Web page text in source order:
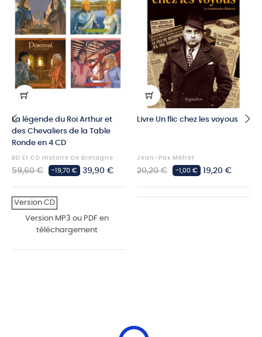
La légende du Roi Arthur et
des Chevaliers de la Table
Ronde en 4 CD
BD Et CD Histoire De Bretagne
Prix
59,60 € -19,70 € Prix
39,90 €
Version CD
Version MP3 ou PDF en
téléchargement
Livre Un flic chez les voyous
Jean-Pax Méfret
Prix
20,20 € -1,00 € Prix
19,20 €
‹